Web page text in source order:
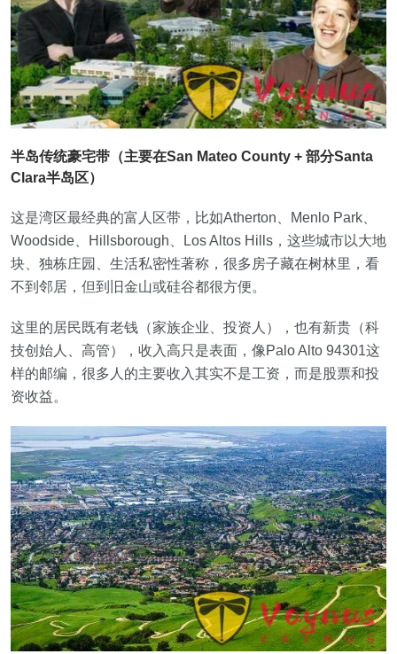
半岛传统豪宅带（主要在San Mateo County + 部分Santa
Clara半岛区）
这是湾区最经典的富人区带，比如Atherton、Menlo Park、
Woodside、Hillsborough、Los Altos Hills，这些城市以大地
块、独栋庄园、生活私密性著称，很多房子藏在树林里，看
不到邻居，但到旧金山或硅谷都很方便。
这里的居民既有老钱（家族企业、投资人），也有新贵（科
技创始人、高管），收入高只是表面，像Palo Alto 94301这
样的邮编，很多人的主要收入其实不是工资，而是股票和投
资收益。